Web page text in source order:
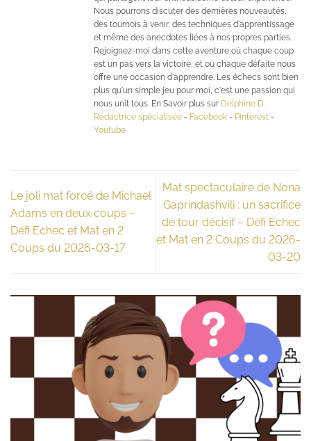
Nous pourrons discuter des dernières nouveautés,
des tournois à venir, des techniques d'apprentissage
et même des anecdotes liées à nos propres parties.
Rejoignez-moi dans cette aventure où chaque coup
est un pas vers la victoire, et où chaque défaite nous
offre une occasion d'apprendre. Les échecs sont bien
plus qu'un simple jeu pour moi, c'est une passion qui
nous unit tous. En Savoir plus sur Delphine D.
Rédactrice spécialisée - Facebook - Pinterest -
Youtube
Le joli mat forcé de Michael
Adams en deux coups –
Défi Echec et Mat en 2
Coups du 2026-03-17
Mat spectaculaire de Nona
Gaprindashvili : un sacrifice
de tour décisif – Défi Echec
et Mat en 2 Coups du 2026-
03-20